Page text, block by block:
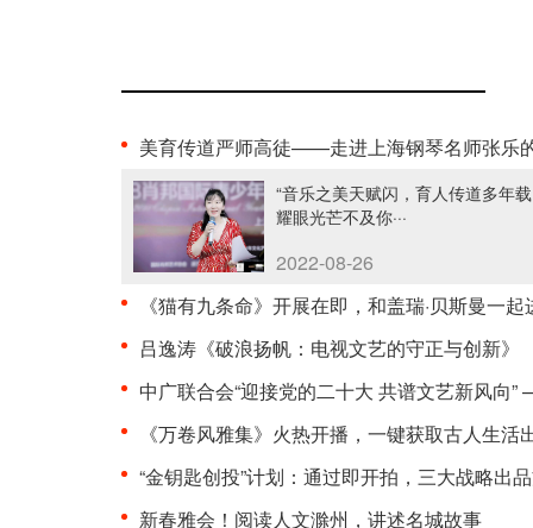
美育传道严师高徒——走进上海钢琴名师张乐的音乐世
“音乐之美天赋闪，育人传道多年
耀眼光芒不及你···
2022-08-26
《猫有九条命》开展在即，和盖瑞·贝斯曼一起进入奇
吕逸涛《破浪扬帆：电视文艺的守正与创新》
中广联合会“迎接党的二十大 共谱文艺新风向”
《万卷风雅集》火热开播，一键获取古人生活出游模
“金钥匙创投”计划：通过即开拍，三大战略出品方为
新春雅会！阅读人文滁州，讲述名城故事